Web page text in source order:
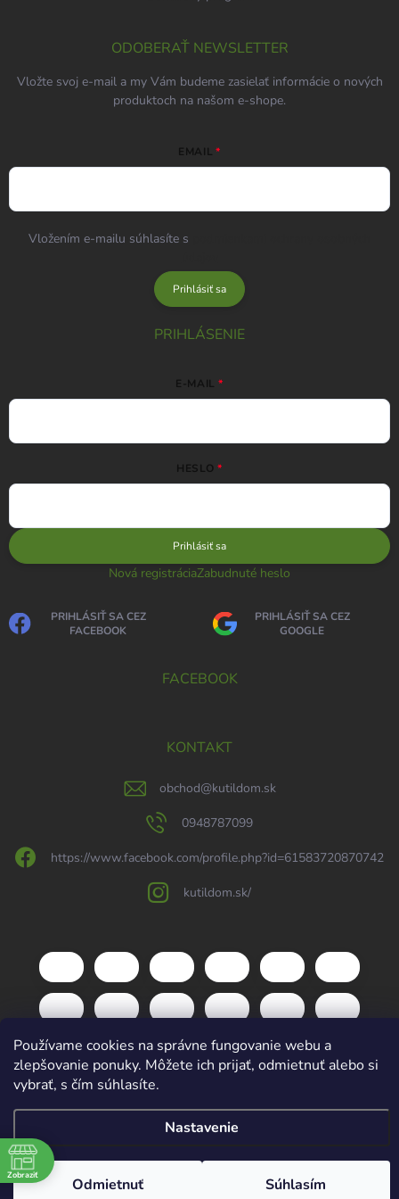
Používame cookies na správne fungovanie webu a
zlepšovanie ponuky. Môžete ich prijať, odmietnuť alebo si
vybrať, s čím súhlasíte.
Nastavenie
Odmietnuť Súhlasím
ODOBERAŤ NEWSLETTER
Vložte svoj e-mail a my Vám budeme zasielať informácie o nových
produktoch na našom e-shope.
EMAIL
Vložením e-mailu súhlasíte s
Prihlásiť sa
PRIHLÁSENIE
E-MAIL
HESLO
Prihlásiť sa
Nová registráciaZabudnuté heslo
PRIHLÁSIŤ SA CEZ
FACEBOOK
PRIHLÁSIŤ SA CEZ
GOOGLE
FACEBOOK
KONTAKT
obchod@kutildom.sk
0948787099
https://www.facebook.com/profile.php?id=61583720870742
kutildom.sk/
Copyright 2026kutildom.sk. Všetky práva vyhradené.Upraviť nastavenie
cookies
Zobraziť